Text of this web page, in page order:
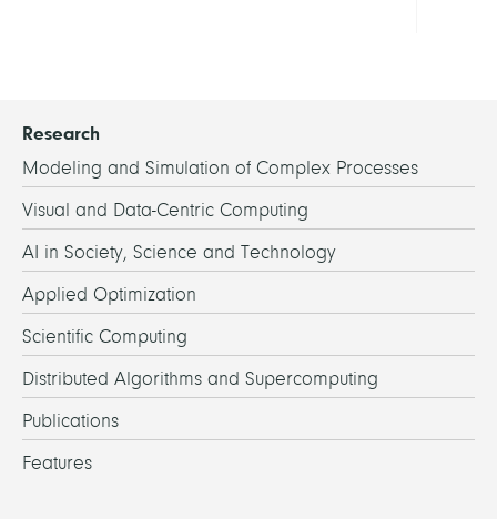
Research
Modeling and Simulation of Complex Processes
Visual and Data-Centric Computing
AI in Society, Science and Technology
Applied Optimization
Scientific Computing
Distributed Algorithms and Supercomputing
Publications
Features